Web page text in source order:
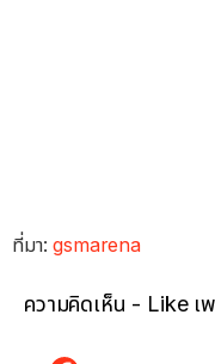
ที่มา:gsmarena
ความคิดเห็น - Like